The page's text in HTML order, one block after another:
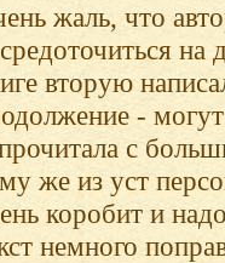
жаль, что
вторую
-
с
же из уст
коробит и
немного